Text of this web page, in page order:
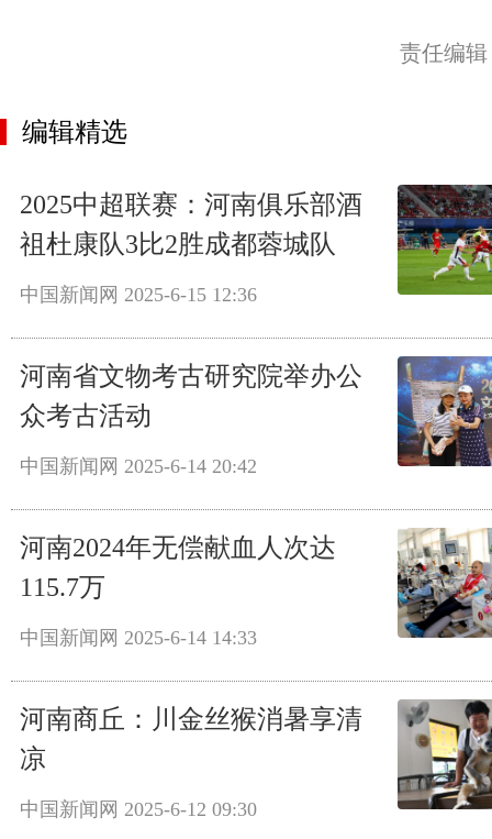
责任编
编辑精选
2025中超联赛：河南俱乐部酒
祖杜康队3比2胜成都蓉城队
中国新闻网 2025-6-15 12:36
河南省文物考古研究院举办公
众考古活动
中国新闻网 2025-6-14 20:42
河南2024年无偿献血人次达
115.7万
中国新闻网 2025-6-14 14:33
河南商丘：川金丝猴消暑享清
凉
中国新闻网 2025-6-12 09:30